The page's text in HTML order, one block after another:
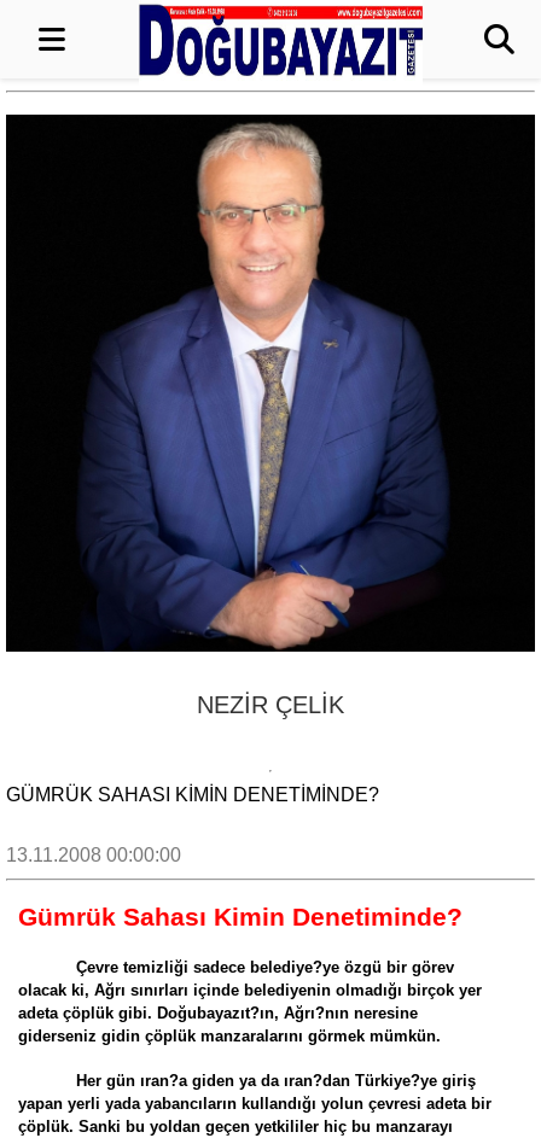
NEZİR ÇELİK
GÜMRÜK SAHASI KIMIN DENETIMINDE?
13.11.2008 00:00:00
Gümrük Sahası Kimin Denetiminde?
Çevre temizliği sadece belediye?ye özgü bir görev
olacak ki, Ağrı sınırları içinde belediyenin olmadığı birçok yer
adeta çöplük gibi. Doğubayazıt?ın, Ağrı?nın neresine
giderseniz gidin çöplük manzaralarını görmek mümkün.
Her gün ıran?a giden ya da ıran?dan Türkiye?ye giriş
yapan yerli yada yabancıların kullandığı yolun çevresi adeta bir
çöplük. Sanki bu yoldan geçen yetkililer hiç bu manzarayı